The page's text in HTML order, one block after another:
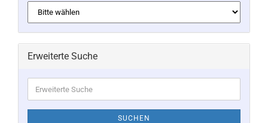
Erweiterte Suche
Suche
SUCHEN